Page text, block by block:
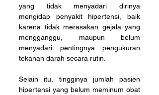
yang tidak menyadari dirinya
mengidap penyakit hipertensi, baik
karena tidak merasakan gejala yang
mengganggu, maupun belum
menyadari pentingnya pengukuran
tekanan darah secara rutin.
Selain itu, tingginya jumlah pasien
hipertensi yang belum meminum obat